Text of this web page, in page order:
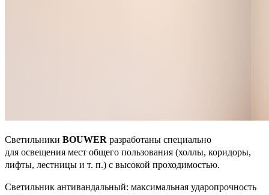
Светильники BOUWER разработаны специально
для освещения мест общего пользования (холлы, коридоры,
лифты, лестницы и т. п.) с высокой проходимостью.
Светильник антивандальный: максимальная ударопрочность